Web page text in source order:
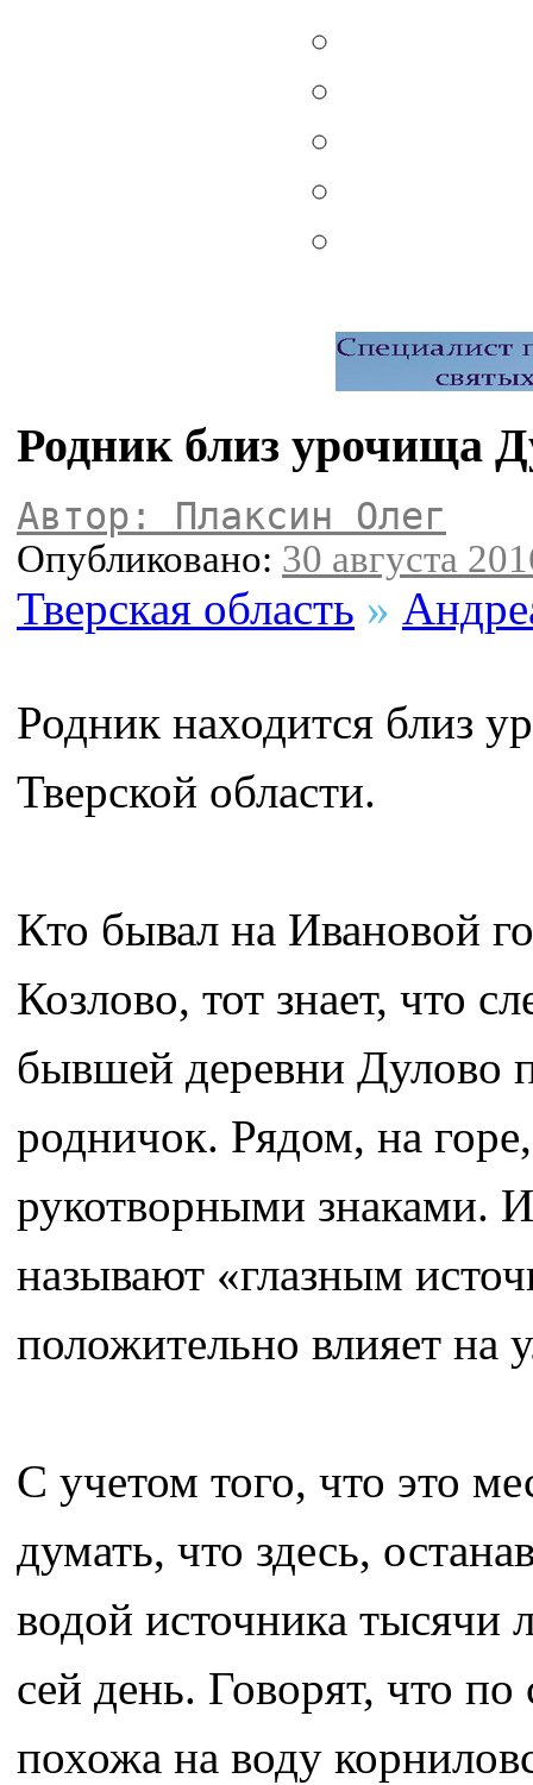
Родник близ урочища
Автор: Плаксин Олег
Опубликовано: 30 августа
Тверская область »
Родник находится близ
Тверской области.
Кто бывал на Ивановой
Козлово, тот знает, что
бывшей деревни Дулово
родничок. Рядом, на
рукотворными знаками.
называют «глазным
положительно влияет на
С учетом того, что это
думать, что здесь,
водой источника тысячи
сей день. Говорят, что
похожа на воду